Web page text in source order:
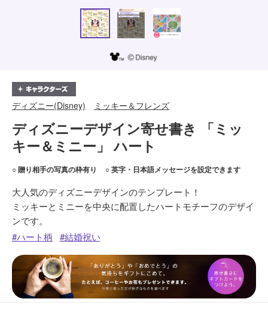
ディズニー(Disney) ミッキー＆フレンズ
ディズニーデザイン寄せ書き 「ミッ
キー＆ミニー」 ハート
○ 贈り相手の写真の枠有り ○ 英字・日本語メッセージを設定できます
大人気のディズニーデザインのテンプレート！
ミッキーとミニーを中央に配置したハートモチーフのデザイ
ンです。
ハート柄
結婚祝い